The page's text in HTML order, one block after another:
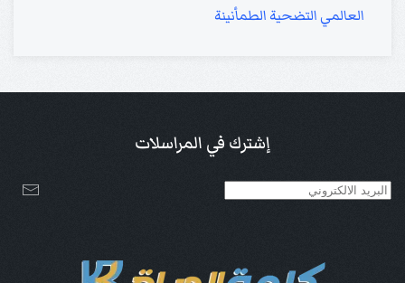
العالمي التضحية الطمأنينة
إشترك في المراسلات